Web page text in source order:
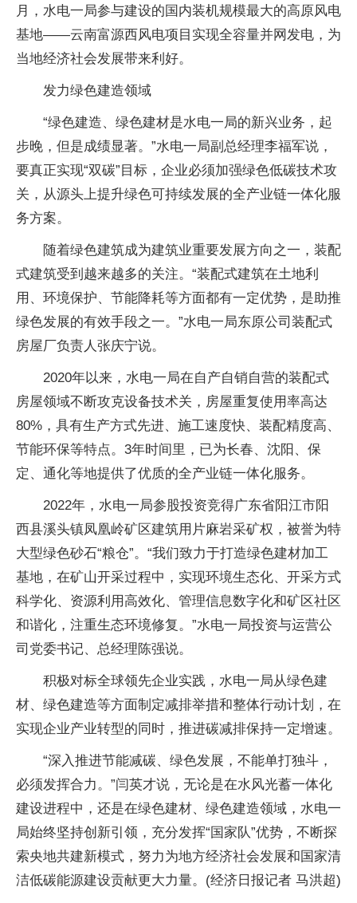
月，水电一局参与建设的国内装机规模最大的高原风电
基地——云南富源西风电项目实现全容量并网发电，为
当地经济社会发展带来利好。
发力绿色建造领域
“绿色建造、绿色建材是水电一局的新兴业务，起
步晚，但是成绩显著。”水电一局副总经理李福军说，
要真正实现“双碳”目标，企业必须加强绿色低碳技术攻
关，从源头上提升绿色可持续发展的全产业链一体化服
务方案。
随着绿色建筑成为建筑业重要发展方向之一，装配
式建筑受到越来越多的关注。“装配式建筑在土地利
用、环境保护、节能降耗等方面都有一定优势，是助推
绿色发展的有效手段之一。”水电一局东原公司装配式
房屋厂负责人张庆宁说。
2020年以来，水电一局在自产自销自营的装配式
房屋领域不断攻克设备技术关，房屋重复使用率高达
80%，具有生产方式先进、施工速度快、装配精度高、
节能环保等特点。3年时间里，已为长春、沈阳、保
定、通化等地提供了优质的全产业链一体化服务。
2022年，水电一局参股投资竞得广东省阳江市阳
西县溪头镇凤凰岭矿区建筑用片麻岩采矿权，被誉为特
大型绿色砂石“粮仓”。“我们致力于打造绿色建材加工
基地，在矿山开采过程中，实现环境生态化、开采方式
科学化、资源利用高效化、管理信息数字化和矿区社区
和谐化，注重生态环境修复。”水电一局投资与运营公
司党委书记、总经理陈强说。
积极对标全球领先企业实践，水电一局从绿色建
材、绿色建造等方面制定减排举措和整体行动计划，在
实现企业产业转型的同时，推进碳减排保持一定增速。
“深入推进节能减碳、绿色发展，不能单打独斗，
必须发挥合力。”闫英才说，无论是在水风光蓄一体化
建设进程中，还是在绿色建材、绿色建造领域，水电一
局始终坚持创新引领，充分发挥“国家队”优势，不断探
索央地共建新模式，努力为地方经济社会发展和国家清
洁低碳能源建设贡献更大力量。(经济日报记者 马洪超)